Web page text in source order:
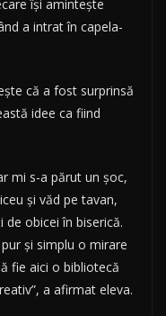
îşi aminteşte
a intrat în capela-
că a fost surprinsă
idee ca fiind
mi s-a părut un şoc,
şi văd pe tavan,
obicei în biserică.
şi simplu o mirare
fie aici o bibliotecă
a afirmat eleva.